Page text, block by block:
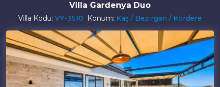
Villa Gardenya Duo
Villa Kodu: VY-3510 Konum: Kaş / Bezirgan / Kördere